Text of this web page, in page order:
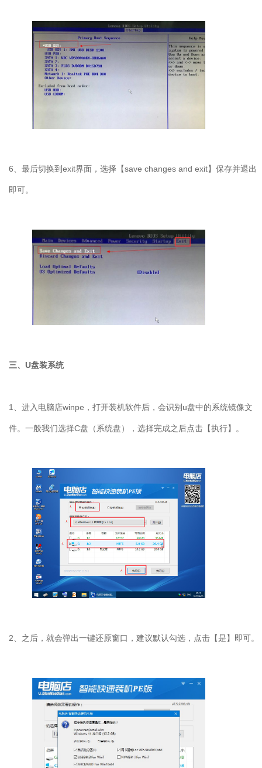
6 、最后切换到 exit界面，选择【save changes and exit】保存并退出
即可。
三、 U盘装系统
1、进入电脑店winpe ，打开装机软件后，会识别 u盘中的系统镜像文
件。一般我们选择C盘（系统盘），选择完成之后点击【执行】。
2、之后，就会弹出一键还原窗口，建议默认勾选，点击【是】即可。